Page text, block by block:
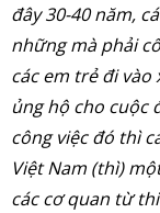
đây 30-40 năm,
những mà phải
các em trẻ đi vào
ủng hộ cho cuộc
công việc đó thì
Việt Nam (thì)
các cơ quan từ